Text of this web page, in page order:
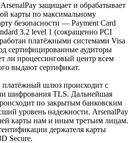
защищает и обрабатывает
карты по максимальному
безопасности — Payment Card
3.2 level 1 (сокращенно PCI
платёжными системами Visa
сертифицированные аудиторы
ли процессинговый центр всем
выдают сертификат.
шлюз происходит с
шифрования TLS. Дальнейшая
по закрытым банковским
уровень надежности. ArsenalPay
карты нам и иным третьим лицам.
держателя карты
Secure.